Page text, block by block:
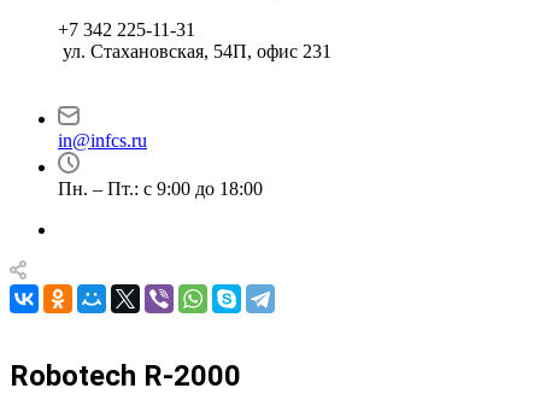
+7 342 225-11-31
ул. Стахановская, 54П, офис 231
in@infcs.ru
Пн. – Пт.: с 9:00 до 18:00
Robotech R-2000